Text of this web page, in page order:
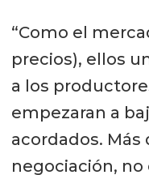
“Como el
precios), ellos
a los
empezaran a
acordados. Más
negociación,